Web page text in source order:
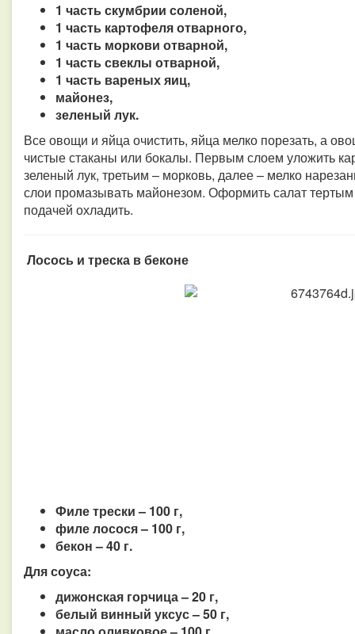
1 часть скумбрии соленой,
1 часть картофеля отварного,
1 часть моркови отварной,
1 часть свеклы отварной,
1 часть вареных яиц,
майонез,
зеленый лук.
Все овощи и яйца очистить, яйца мелко порезать, а
чистые стаканы или бокалы. Первым слоем уложить
зеленый лук, третьим – морковь, далее – мелко
слои промазывать майонезом. Оформить салат
подачей охладить.
Лосось и треска в беконе
Филе трески – 100 г,
филе лосося – 100 г,
бекон – 40 г.
Для соуса:
дижонская горчица – 20 г,
белый винный уксус – 50 г,